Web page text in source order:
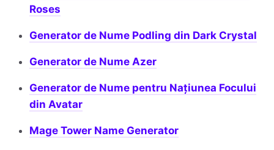
Roses
Generator de Nume Podling din Dark Crystal
Generator de Nume Azer
Generator de Nume pentru Națiunea Focului
din Avatar
Mage Tower Name Generator